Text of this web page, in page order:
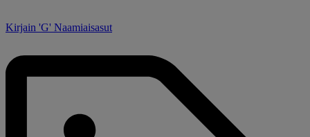
Kirjain 'G' Naamiaisasut